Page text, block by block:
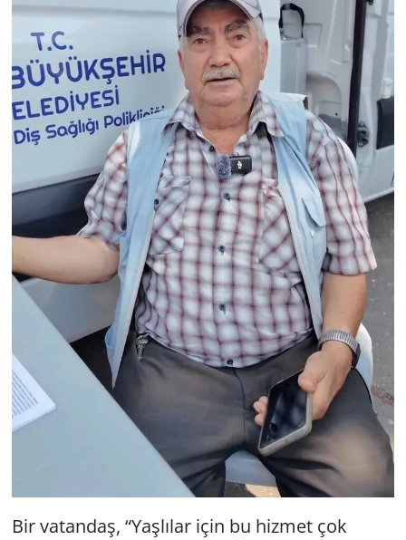
Bir vatandaş, “Yaşlılar için bu hizmet çok